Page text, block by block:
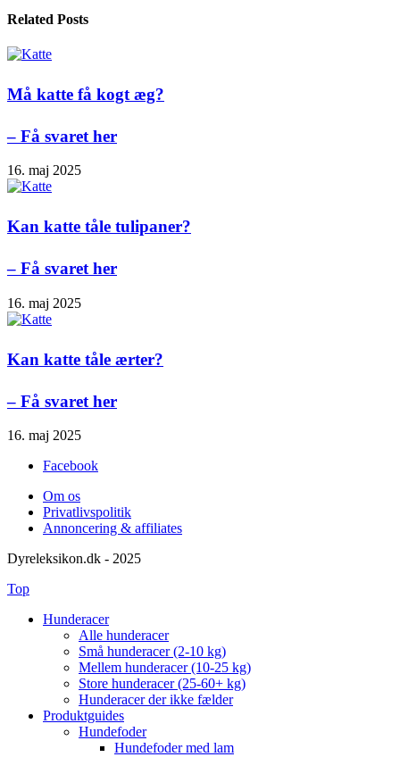
Related Posts
Må katte få kogt æg?
– Få svaret her
16. maj 2025
Kan katte tåle tulipaner?
– Få svaret her
16. maj 2025
Kan katte tåle ærter?
– Få svaret her
16. maj 2025
Facebook
Om os
Privatlivspolitik
Annoncering & affiliates
Dyreleksikon.dk - 2025
Top
Hunderacer
Alle hunderacer
Små hunderacer (2-10 kg)
Mellem hunderacer (10-25 kg)
Store hunderacer (25-60+ kg)
Hunderacer der ikke fælder
Produktguides
Hundefoder
Hundefoder med lam